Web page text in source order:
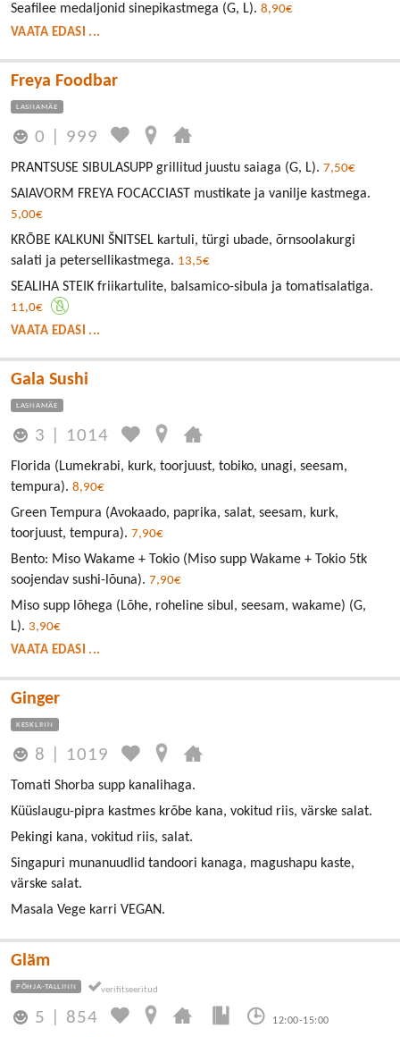
Seafilee medaljonid sinepikastmega (G, L). 8,90€
VAATA EDASI ...
Freya Foodbar
LASNAMÄE
0 999
PRANTSUSE SIBULASUPP grillitud juustu saiaga (G, L). 7,50€
SAIAVORM FREYA FOCACCIAST mustikate ja vanilje kastmega.
5,00€
KRÕBE KALKUNI ŠNITSEL kartuli, türgi ubade, õrnsoolakurgi
salati ja petersellikastmega. 13,5€
SEALIHA STEIK friikartulite, balsamico-sibula ja tomatisalatiga.
11,0€
VAATA EDASI ...
Gala Sushi
LASNAMÄE
3 1014
Florida (Lumekrabi, kurk, toorjuust, tobiko, unagi, seesam,
tempura). 8,90€
Green Tempura (Avokaado, paprika, salat, seesam, kurk,
toorjuust, tempura). 7,90€
Bento: Miso Wakame + Tokio (Miso supp Wakame + Tokio 5tk
soojendav sushi-lõuna). 7,90€
Miso supp lõhega (Lõhe, roheline sibul, seesam, wakame) (G,
L). 3,90€
VAATA EDASI ...
Ginger
KESKLINN
8 1019
Tomati Shorba supp kanalihaga.
Küüslaugu-pipra kastmes krõbe kana, vokitud riis, värske salat.
Pekingi kana, vokitud riis, salat.
Singapuri munanuudlid tandoori kanaga, magushapu kaste,
värske salat.
Masala Vege karri VEGAN.
Gläm
PÕHJA-TALLINN
5 854 12:00-15:00